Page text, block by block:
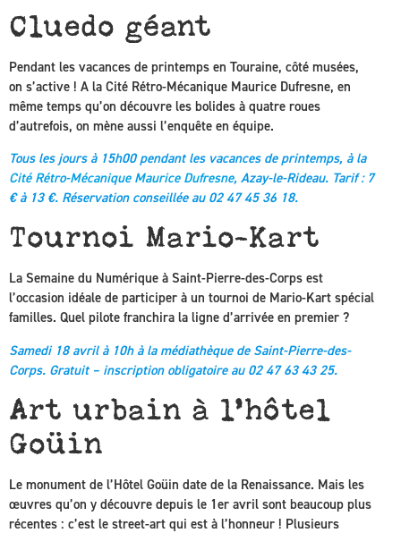
Cluedo géant
Pendant les vacances de printemps en Touraine, côté musées,
on s’active ! A la Cité Rétro-Mécanique Maurice Dufresne, en
même temps qu’on découvre les bolides à quatre roues
d’autrefois, on mène aussi l’enquête en équipe.
Tous les jours à 15h00 pendant les vacances de printemps, à la
Cité Rétro-Mécanique Maurice Dufresne, Azay-le-Rideau. Tarif : 7
€ à 13 €. Réservation conseillée au 02 47 45 36 18.
Tournoi Mario-Kart
La Semaine du Numérique à Saint-Pierre-des-Corps est
l’occasion idéale de participer à un tournoi de Mario-Kart spécial
familles. Quel pilote franchira la ligne d’arrivée en premier ?
Samedi 18 avril à 10h à la médiathèque de Saint-Pierre-des-
Corps. Gratuit – inscription obligatoire au 02 47 63 43 25.
Art urbain à l’hôtel
Goüin
Le monument de l’Hôtel Goüin date de la Renaissance. Mais les
œuvres qu’on y découvre depuis le 1er avril sont beaucoup plus
récentes : c’est le street-art qui est à l’honneur ! Plusieurs